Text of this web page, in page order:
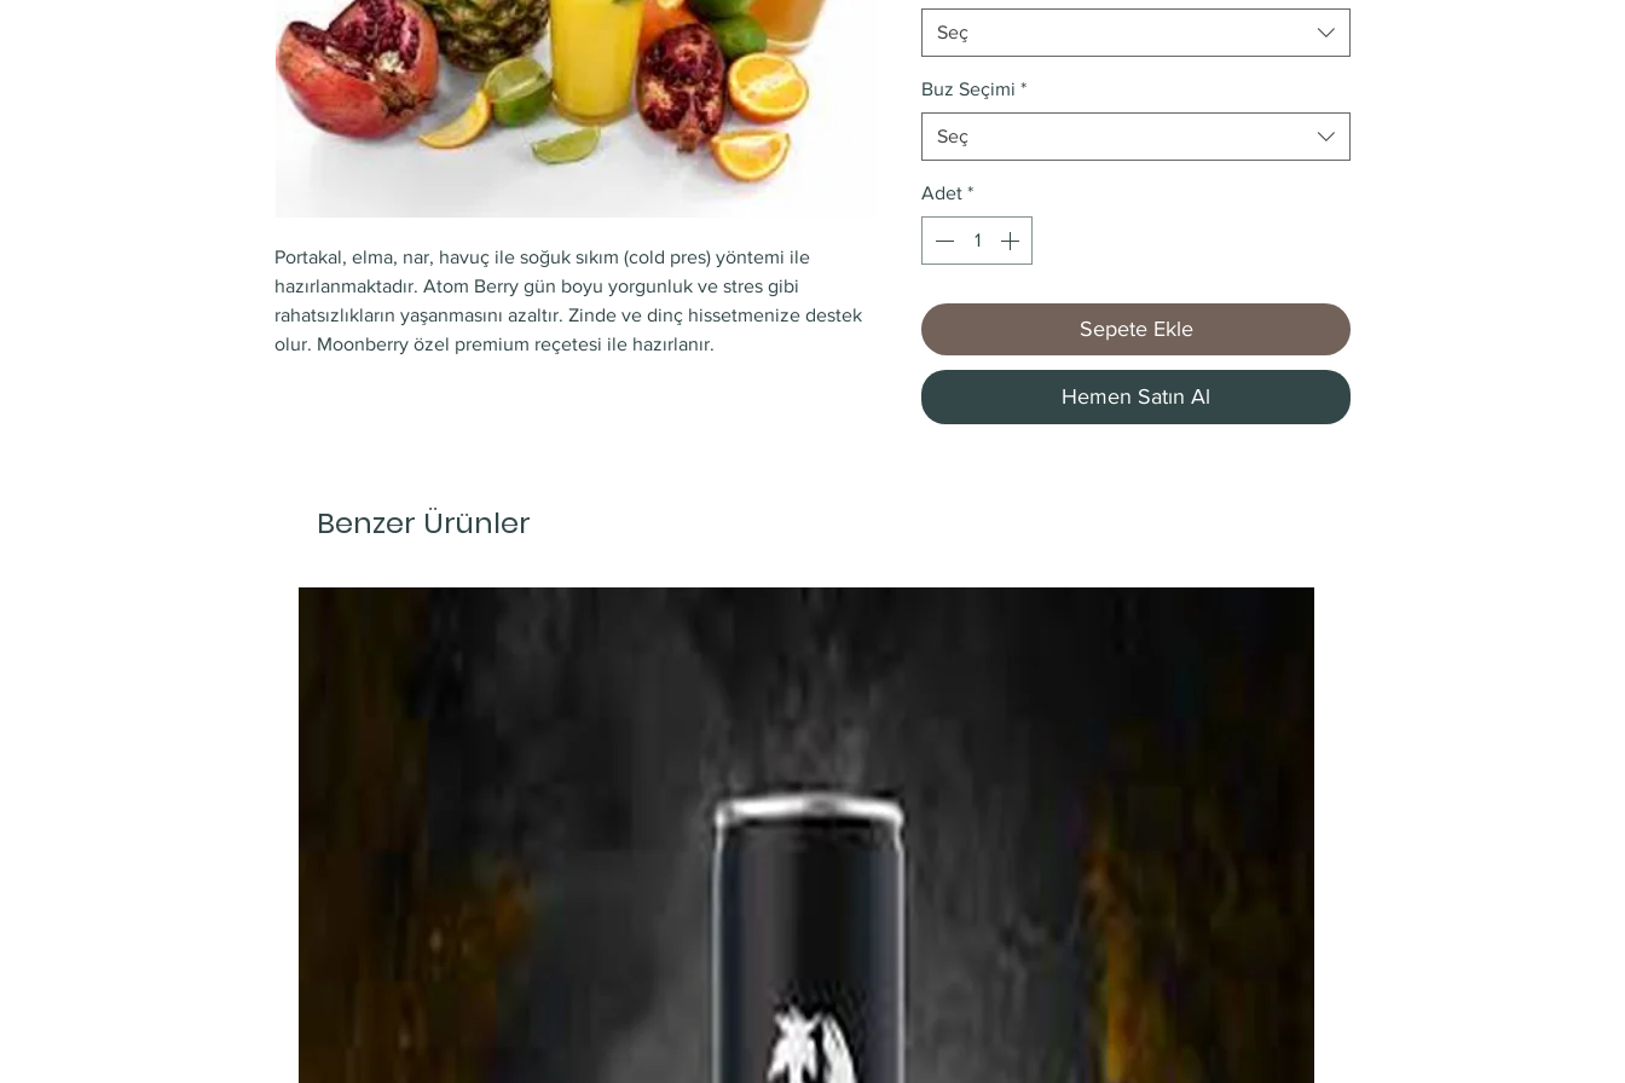
Portakal, elma, nar, havuç ile soğuk sıkım (cold pres) yöntemi ile
hazırlanmaktadır. Atom Berry gün boyu yorgunluk ve stres gibi
rahatsızlıkların yaşanmasını azaltır. Zinde ve dinç hissetmenize destek
olur. Moonberry özel premium reçetesi ile hazırlanır.
Seç
Buz Seçimi *
Seç
Adet *
Sepete Ekle
Hemen Satın Al
Benzer Ürünler